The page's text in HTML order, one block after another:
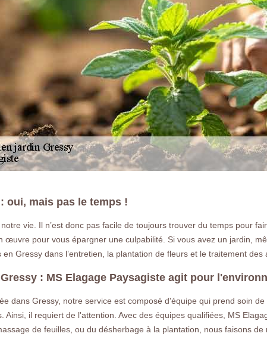
LA
plantation de
gratuit.
oui, mais pas le temps !
vie. Il n’est donc pas facile de toujours trouver du temps pour
œuvre pour vous épargner une culpabilité. Si vous avez un jardin,
Gressy dans l’entretien, la plantation de fleurs et le traitement des
: MS Elagage Paysagiste agit pour
dans Gressy, notre service est composé d'équipe qui prend soin
Ainsi, il requiert de l'attention. Avec des équipes qualifiées, MS
de feuilles, ou du désherbage à la plantation, nous faisons